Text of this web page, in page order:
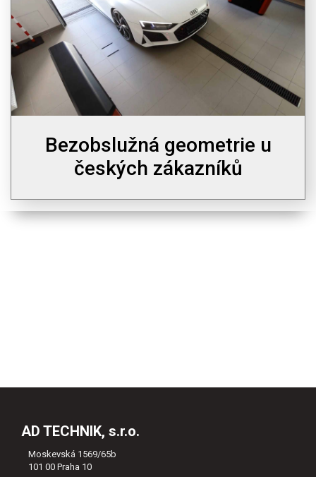
Bezobslužná geometrie u
českých zákazníků
AD TECHNIK, s.r.o.
Moskevská 1569/65b
101 00 Praha 10